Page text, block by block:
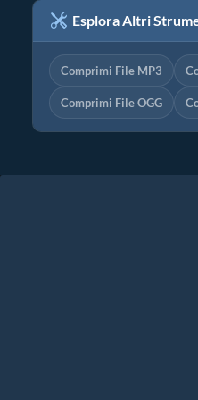
Esplora Altri
Comprimi File MP3
Comprimi File OGG